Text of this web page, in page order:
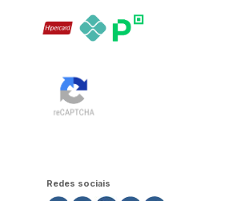
Redes sociais